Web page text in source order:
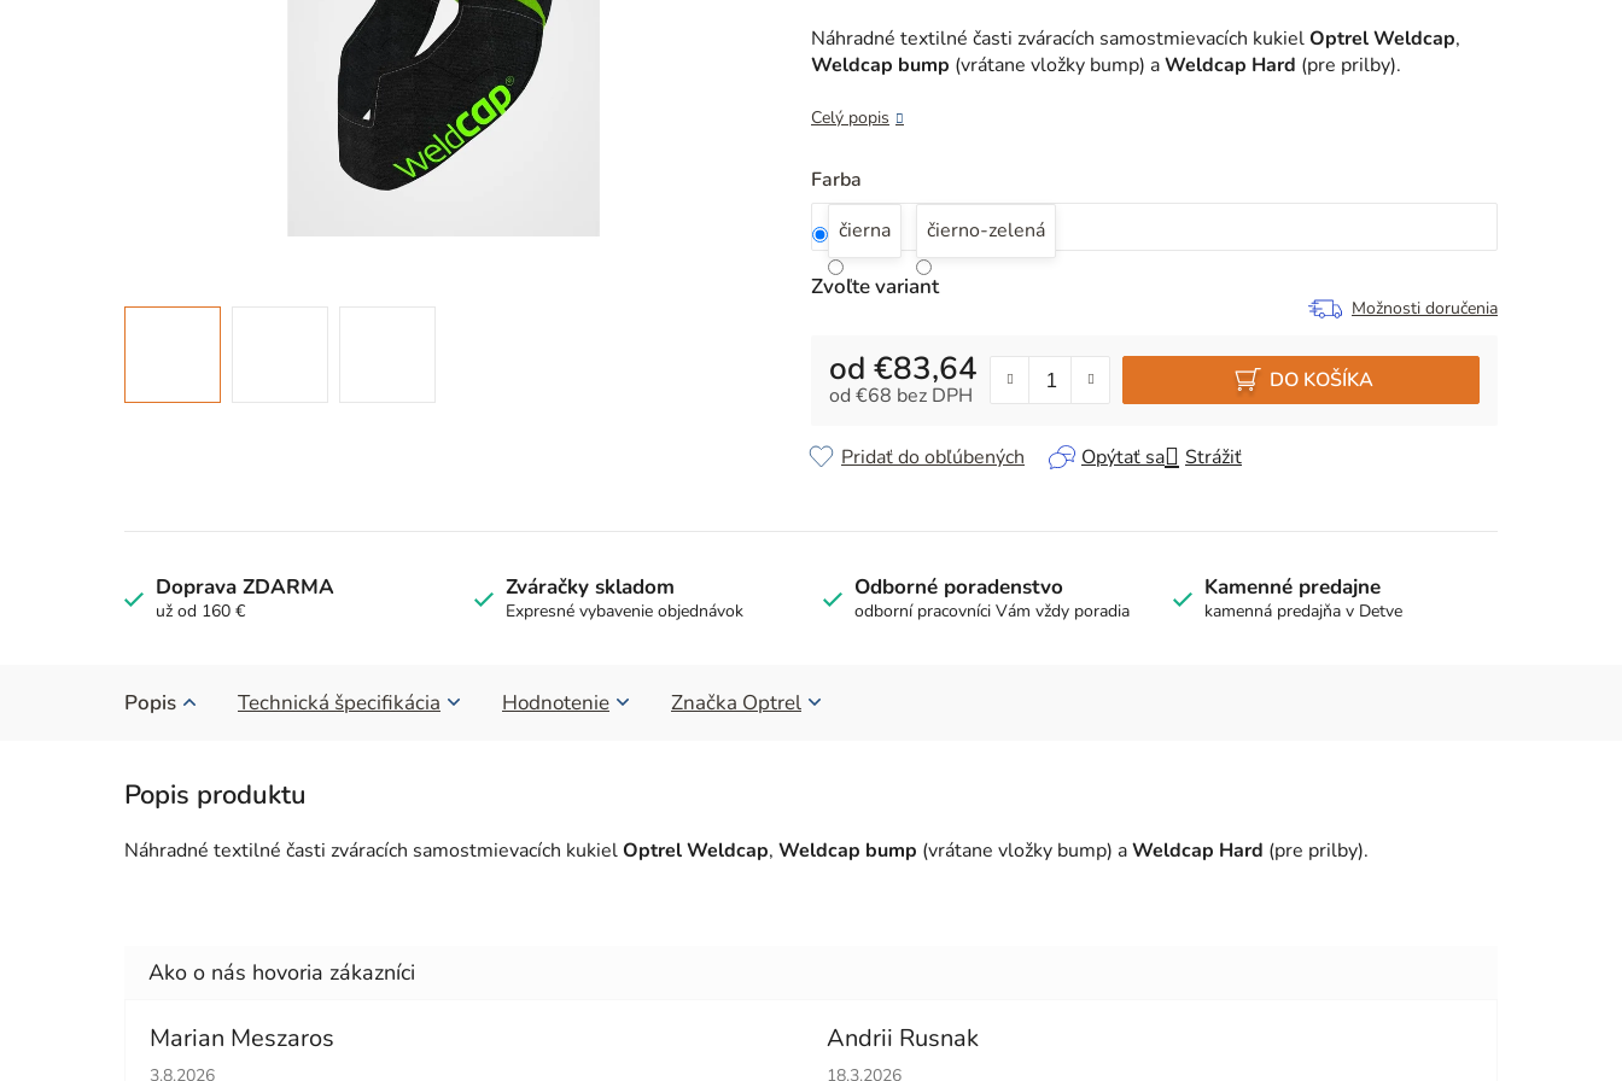
0,0
z
hviezdičiek.
Náhradné textilné časti zváracích samostmievacích kukielOptrel Weldcap,
Weldcap bump (vrátane vložky bump) aWeldcap Hard (pre prilby).
Celý popis
Farba
čierna
čierno-zelená
Zvoľte variant
Možnosti doručenia
od €83,64
od €68 bez DPH
DO KOŠÍKA
Opýtať sa Strážiť
Pridať do obľúbených
Doprava ZDARMA
už od 160 €
Zváračky skladom
Expresné vybavenie objednávok
Odborné poradenstvo
odborní pracovníci Vám vždy poradia
Kamenné predajne
kamenná predajňa v Detve
Popis Technická špecifikácia Hodnotenie Značka Optrel
Náhradné textilné časti zváracích samostmievacích kukielOptrel Weldcap, Weldcap bump (vrátane vložky bump) aWeldcap Hard (pre prilby).
Marian Meszaros
Hodnotenie obchodu je 5 z 5 hviezdičiek.
3.8.2026
Andrii Rusnak
Hodnotenie obchodu je 5 z 5 hviezdičiek.
18.3.2026